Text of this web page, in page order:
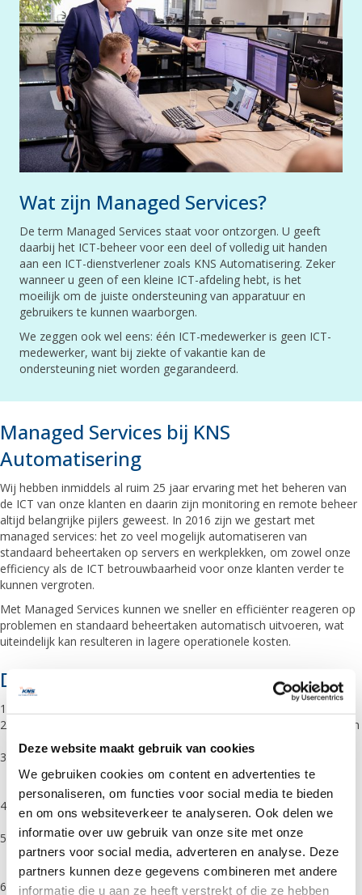
Deze website maakt gebruik van cookies
We gebruiken cookies om content en advertenties te
personaliseren, om functies voor social media te bieden
en om ons websiteverkeer te analyseren. Ook delen we
informatie over uw gebruik van onze site met onze
partners voor social media, adverteren en analyse. Deze
partners kunnen deze gegevens combineren met andere
informatie die u aan ze heeft verstrekt of die ze hebben
Wat zijn Managed Services?
De term Managed Services staat voor ontzorgen. U geeft
daarbij het ICT-beheer voor een deel of volledig uit handen
aan een ICT-dienstverlener zoals KNS Automatisering. Zeker
wanneer u geen of een kleine ICT-afdeling hebt, is het
moeilijk om de juiste ondersteuning van apparatuur en
gebruikers te kunnen waarborgen.
We zeggen ook wel eens: één ICT-medewerker is geen ICT-
medewerker, want bij ziekte of vakantie kan de
ondersteuning niet worden gegarandeerd.
Managed Services bij KNS
Automatisering
Wij hebben inmiddels al ruim 25 jaar ervaring met het beheren van
de ICT van onze klanten en daarin zijn monitoring en remote beheer
altijd belangrijke pijlers geweest. In 2016 zijn we gestart met
managed services: het zo veel mogelijk automatiseren van
standaard beheertaken op servers en werkplekken, om zowel onze
efficiency als de ICT betrouwbaarheid voor onze klanten verder te
kunnen vergroten.
Met Managed Services kunnen we sneller en efficiënter reageren op
problemen en standaard beheertaken automatisch uitvoeren, wat
uiteindelijk kan resulteren in lagere operationele kosten.
De 7 voordelen van Managed Services
Uw ICT-afdeling kan meer tijd en energie besteden aan activiteiten
die direct waarde toevoegen voor de organisatie.
Storingen worden zoveel mogelijk voorkomen door proactief
beheer en onderhoud en continue monitoring op alle vitale
onderdelen van uw ICT-omgeving.
Hogere beschikbaarheid en continuïteit van IT door dagelijkse
monitoring van bijvoorbeeld back-up en encryptie op devices.
Meer gemoedsrust omdat alle lagen van beveiliging worden
gemonitord ter beveiliging tegen virussen, hackers, ransomware,
e-mailoplichting en andere aanvallen – indien gewenst zelfs 24x7.
Verbeterde gebruikerservaring doordat uw medewerkers